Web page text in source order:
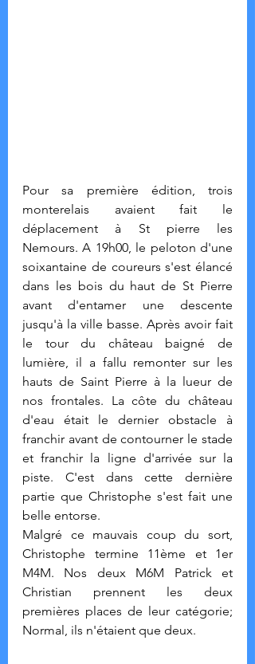
Pour sa première édition, trois
monterelais avaient fait le
déplacement à St pierre les
Nemours. A 19h00, le peloton d'une
soixantaine de coureurs s'est élancé
dans les bois du haut de St Pierre
avant d'entamer une descente
jusqu'à la ville basse. Après avoir fait
le tour du château baigné de
lumière, il a fallu remonter sur les
hauts de Saint Pierre à la lueur de
nos frontales. La côte du château
d'eau était le dernier obstacle à
franchir avant de contourner le stade
et franchir la ligne d'arrivée sur la
piste. C'est dans cette dernière
partie que Christophe s'est fait une
belle entorse.
Malgré ce mauvais coup du sort,
Christophe termine 11ème et 1er
M4M. Nos deux M6M Patrick et
Christian prennent les deux
premières places de leur catégorie;
Normal, ils n'étaient que deux.